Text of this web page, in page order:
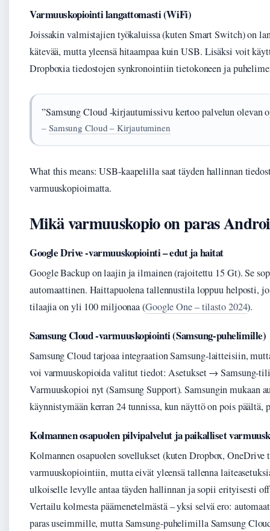
Varmuuskopiointi langattomasti (WiFi)
Joissakin valmistajien työkaluissa (kuten Smart Switch) on
kätevää, mutta yleensä hitaampaa kuin USB. Lisäksi voit
Dropboxia tiedostojen synkronointiin tietokoneen ja
”Samsung Cloud -kirjautumissivu kertoo palvelun olevan
– Samsung Cloud – Kirjautuminen
What this means: USB-kaapelilla saat täyden hallinnan
varmuuskopioimatta.
Mikä varmuuskopio on paras
Google Drive -varmuuskopiointi – edut ja haitat
Google Backup on laajin ja ilmainen (rajoitettu 15 Gt). Se
automaattinen. Haittapuolena tallennustila loppuu helposti,
tilaajia on yli 100 miljoonaa (Google One – tilasto 2024).
Samsung Cloud -varmuuskopiointi (Samsung-puhelimille)
Samsung Cloud tarjoaa integraation Samsung-laitteisiin,
voi varmuuskopioida valitut tiedot: Asetukset →
Varmuuskopioi nyt (Samsung Support). Samsungin mukaan
käynnistymään kerran 24 tunnissa, kun näyttö on pois päältä,
Kolmannen osapuolen pilvipalvelut ja paikalliset
Kolmannen osapuolen sovellukset (kuten Dropbox,
varmuuskopiointiin, mutta eivät yleensä tallenna
ulkoiselle levylle antaa täyden hallinnan ja sopii erityisesti
Vertailu kolmesta päämenetelmästä – yksi selvä ero:
paras useimmille, mutta Samsung-puhelimilla Samsung